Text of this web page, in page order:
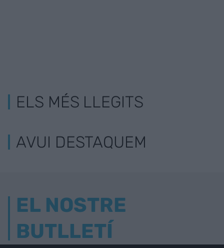
ELS MÉS LLEGITS
AVUI DESTAQUEM
EL NOSTRE
BUTLLETÍ